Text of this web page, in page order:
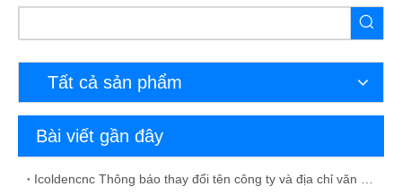
Tất cả sản phẩm
Bài viết gần đây